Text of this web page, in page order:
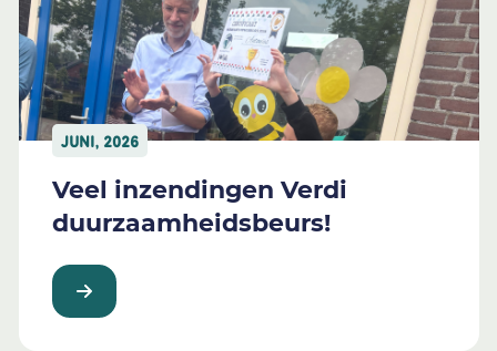
JUNI, 2026
Veel inzendingen Verdi
duurzaamheidsbeurs!